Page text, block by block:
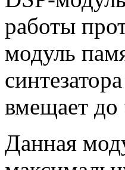
работы
модуль
вмещает до
Данная